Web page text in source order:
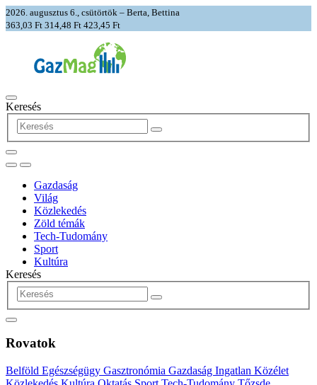
2026. augusztus 6., csütörtök – Berta, Bettina
363,03 Ft 314,48 Ft 423,45 Ft
Keresés
Gazdaság
Világ
Közlekedés
Zöld témák
Tech-Tudomány
Sport
Kultúra
Keresés
Rovatok
Belföld Egészségügy Gasztronómia Gazdaság Ingatlan Közélet